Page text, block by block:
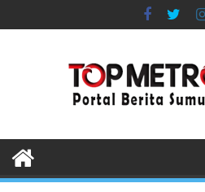
to